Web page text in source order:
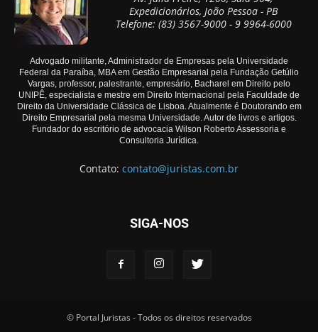
Expedicionários, João Pessoa - PB
Telefone: (83) 3567-9000 - 9 9964-6000
Advogado militante, Administrador de Empresas pela Universidade
Federal da Paraíba, MBA em Gestão Empresarial pela Fundação Getúlio
Vargas, professor, palestrante, empresário, Bacharel em Direito pelo
UNIPÊ, especialista e mestre em Direito Internacional pela Faculdade de
Direito da Universidade Clássica de Lisboa. Atualmente é Doutorando em
Direito Empresarial pela mesma Universidade. Autor de livros e artigos.
Fundador do escritório de advocacia Wilson Roberto Assessoria e
Consultoria Jurídica.
Contato: contato@juristas.com.br
SIGA-NOS
© Portal Juristas - Todos os direitos reservados